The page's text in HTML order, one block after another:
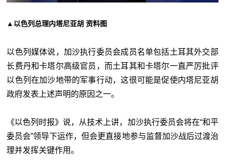
▲以色列总理内塔尼亚胡 资料图
以色列媒体说，加沙执行委员会成员名单包括土耳其外交部
长费丹和卡塔尔高级官员，而土耳其和卡塔尔一直严厉批评
以色列在加沙地带的军事行动，这很可能是促使内塔尼亚胡
政府发表上述声明的原因之一。
《以色列时报》说，从技术上讲，加沙执行委员会将在“和平
委员会”领导下运作，但会更直接地参与监督加沙战后过渡治
理并发挥关键作用。